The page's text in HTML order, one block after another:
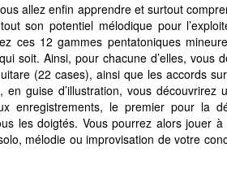
allez enfin apprendre et surtout
son potentiel mélodique pour
ces 12 gammes pentatoniques
soit. Ainsi, pour chacune d’elles,
(22 cases), ainsi que les accords
guise d’illustration, vous
enregistrements, le premier pour la
les doigtés. Vous pourrez alors jouer
mélodie ou improvisation de votre